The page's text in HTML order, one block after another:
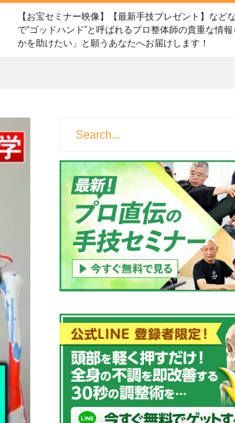
【お宝セミナー映像】【最新手技プレゼント】など
で“ゴッドハンド”と呼ばれるプロ整体師の貴重な情
かを助けたい」と願うあなたへお届けします！